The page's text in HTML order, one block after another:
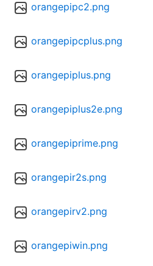
orangepipc2.png
orangepipcplus.png
orangepiplus.png
orangepiplus2e.png
orangepiprime.png
orangepir2s.png
orangepirv2.png
orangepiwin.png